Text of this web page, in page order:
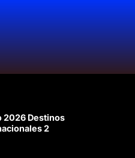
2026 Destinos
2